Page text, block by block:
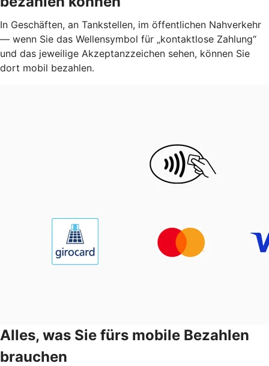
In Geschäften, an Tankstellen, im öffentlichen Nahverkehr
— wenn Sie das Wellensymbol für „kontaktlose Zahlung“
und das jeweilige Akzeptanzzeichen sehen, können Sie
dort mobil bezahlen.
Alles, was Sie fürs mobile Bezahlen
brauchen